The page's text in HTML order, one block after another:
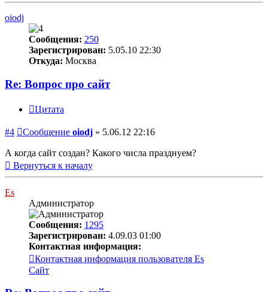
oiodj
Сообщения: 250
Зарегистрирован: 5.05.10 22:30
Откуда: Москва
Re: Вопрос про сайт
Цитата
#4 Сообщение oiodj » 5.06.12 22:16
А когда сайт создан? Какого числа празднуем?
Вернуться к началу
Es
Администратор
Сообщения: 1295
Зарегистрирован: 4.09.03 01:00
Контактная информация:
Контактная информация пользователя Es
Сайт